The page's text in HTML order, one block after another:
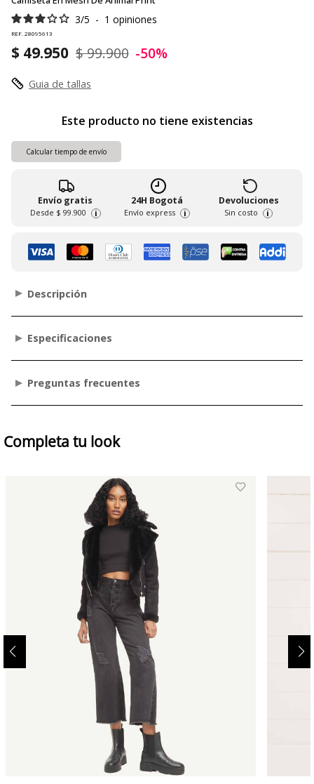
3/5 - 1 opiniones
REF. 28095613
$ 49.950 $ 99.900 -50%
Guia de tallas
Este producto no tiene existencias
Calcular tiempo de envío
Envío gratis
Desde $ 99.900 i
24H Bogotá
Envío express i
Devoluciones
Sin costo i
Descripción
Especificaciones
Preguntas frecuentes
Completa tu look